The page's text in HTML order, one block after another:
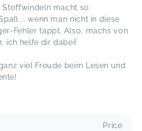
Stoffwindeln macht so
wenn man nicht in diese
Fehler tappt. Also, machs von
ich helfe dir dabei!
viel Freude beim Lesen und
Price